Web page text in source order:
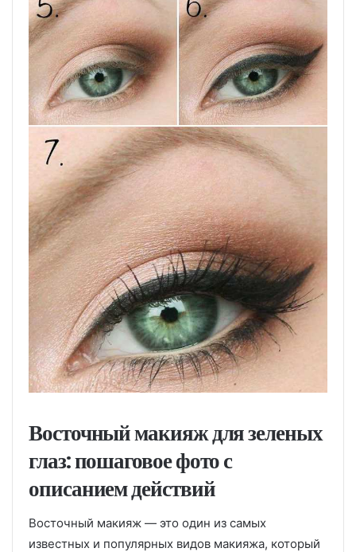
Восточный макияж для зеленых
глаз: пошаговое фото с
описанием действий
Восточный макияж — это один из самых
известных и популярных видов макияжа, который